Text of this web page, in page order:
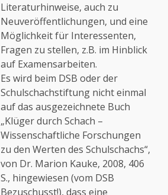
Literaturhinweise, auch zu
Neuveröffentlichungen, und eine
Möglichkeit für Interessenten,
Fragen zu stellen, z.B. im Hinblick
auf Examensarbeiten.
Es wird beim DSB oder der
Schulschachstiftung nicht einmal
auf das ausgezeichnete Buch
„Klüger durch Schach –
Wissenschaftliche Forschungen
zu den Werten des Schulschachs“,
von Dr. Marion Kauke, 2008, 406
S., hingewiesen (vom DSB
Bezuschusst!), dass eine